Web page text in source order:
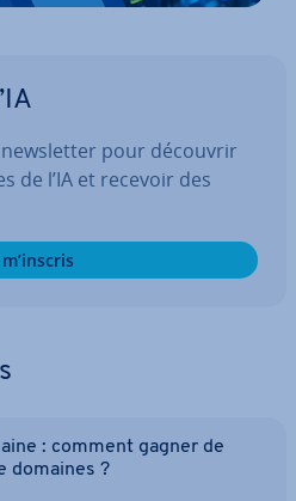
pour découvrir
de l’IA et recevoir des
m’inscris
: comment gagner de
domaines ?